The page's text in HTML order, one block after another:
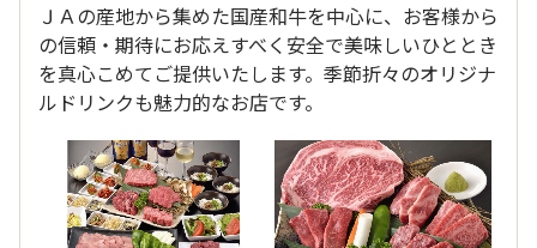
ＪＡの産地から集めた国産和牛を中心に、お客様から
の信頼・期待にお応えすべく安全で美味しいひととき
を真心こめてご提供いたします。季節折々のオリジナ
ルドリンクも魅力的なお店です。